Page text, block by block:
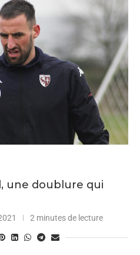
une doublure qui
2 minutes de lecture